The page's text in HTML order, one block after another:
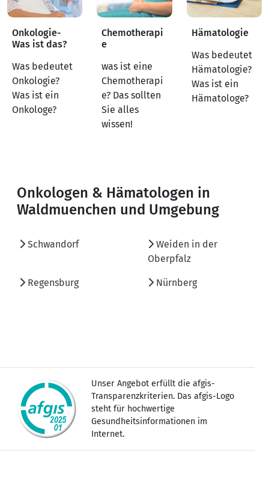
Onkologie-
Was ist das?
Was bedeutet
Onkologie?
Was ist ein
Onkologe?
Chemotherapi
e
was ist eine
Chemotherapi
e? Das sollten
Sie alles
wissen!
Hämatologie
Was bedeutet
Hämatologie?
Was ist ein
Hämatologe?
Onkologen & Hämatologen in
Waldmuenchen und Umgebung
Schwandorf
Weiden in der
Oberpfalz
Regensburg Nürnberg
Unser Angebot erfüllt die afgis-
Transparenzkriterien. Das afgis-Logo
steht für hochwertige
Gesundheitsinformationen im
Internet.